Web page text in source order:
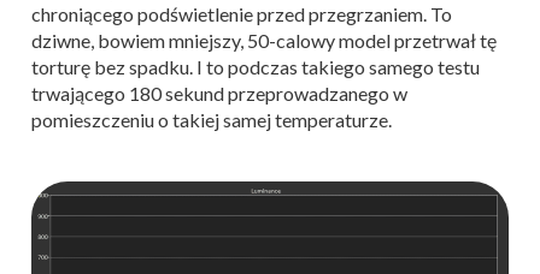
chroniącego podświetlenie przed przegrzaniem. To
dziwne, bowiem mniejszy, 50-calowy model przetrwał tę
torturę bez spadku. I to podczas takiego samego testu
trwającego 180 sekund przeprowadzanego w
pomieszczeniu o takiej samej temperaturze.